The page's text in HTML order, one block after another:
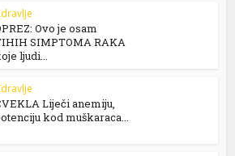
Ovo je osam
SIMPTOMA RAKA
ljudi...
Liječi anemiju,
kod muškaraca...